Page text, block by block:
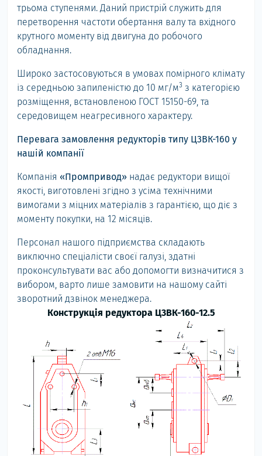
трьома ступенями. Даний пристрій служить для
перетворення частоти обертання валу та вхідного
крутного моменту від двигуна до робочого
обладнання.
Широко застосовуються в умовах помірного клімату
із середньою запиленістю до 10 мг/м3 з категорією
розміщення, встановленою ГОСТ 15150-69, та
середовищем неагресивного характеру.
Перевага замовлення редукторів типу Ц3ВК-160 у
нашій компанії
Компанія «Промпривод» надає редуктори вищої
якості, виготовлені згідно з усіма технічними
вимогами з міцних матеріалів з гарантією, що діє з
моменту покупки, на 12 місяців.
Персонал нашого підприємства складають
виключно спеціалісти своєї галузі, здатні
проконсультувати вас або допомогти визначитися з
вибором, варто лише замовити на нашому сайті
зворотний дзвінок менеджера.
Конструкція редуктора Ц3ВК-160-12.5